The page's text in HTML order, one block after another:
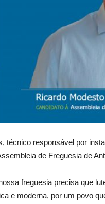
técnico responsável por
de Freguesia de
freguesia precisa que
e moderna, por um povo